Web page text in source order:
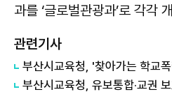
과를 ‘글로벌관광과’로 각각
관련기사
부산시교육청, 유보통합·교권